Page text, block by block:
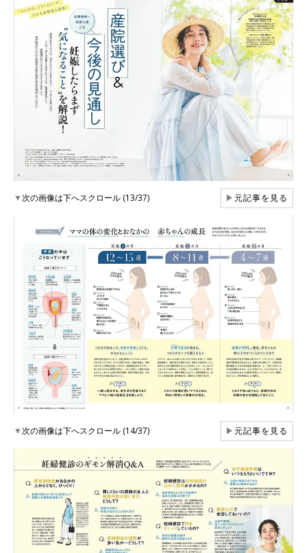
▼次の画像は下へスクロール (13/37) ▶元記事を見る
▼次の画像は下へスクロール (14/37) ▶元記事を見る